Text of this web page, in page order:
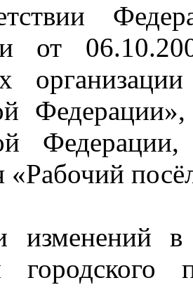
от
«Рабочий
изменений в
городского